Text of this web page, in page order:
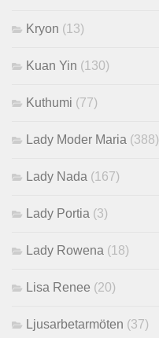
Kryon (13)
Kuan Yin (130)
Kuthumi (77)
Lady Moder Maria (388)
Lady Nada (167)
Lady Portia (3)
Lady Rowena (18)
Lisa Renee (20)
Ljusarbetarmöten (37)